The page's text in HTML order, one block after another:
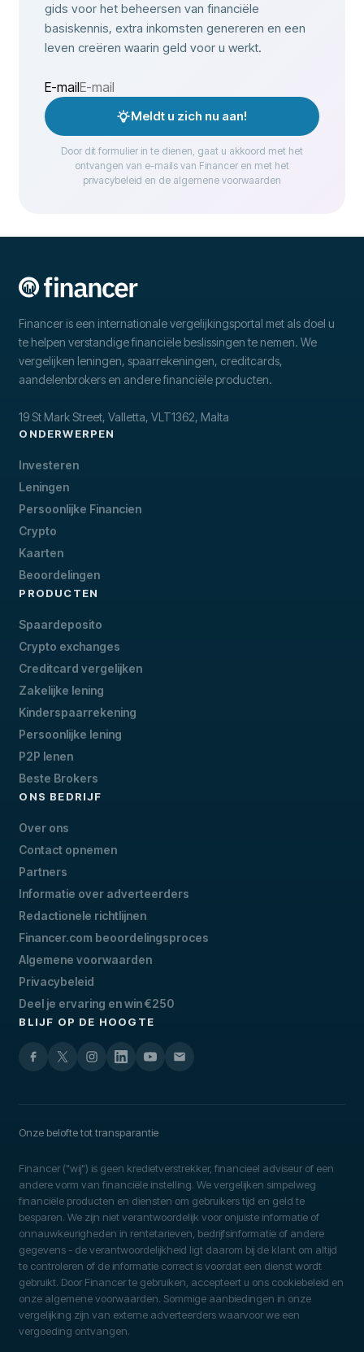
gids voor het beheersen van financiële
basiskennis, extra inkomsten genereren en een
leven creëren waarin geld voor u werkt.
E-mail
Meldt u zich nu aan!
Door dit formulier in te dienen, gaat u akkoord met het
ontvangen van e-mails van Financer en met het
privacybeleid en de algemene voorwaarden
Financer is een internationale vergelijkingsportal met als doel u
te helpen verstandige financiële beslissingen te nemen. We
vergelijken leningen, spaarrekeningen, creditcards,
aandelenbrokers en andere financiële producten.
19 St Mark Street, Valletta, VLT1362, Malta
ONDERWERPEN
Investeren
Leningen
Persoonlijke Financien
Crypto
Kaarten
Beoordelingen
PRODUCTEN
Spaardeposito
Crypto exchanges
Creditcard vergelijken
Zakelijke lening
Kinderspaarrekening
Persoonlijke lening
P2P lenen
Beste Brokers
ONS BEDRIJF
Over ons
Contact opnemen
Partners
Informatie over adverteerders
Redactionele richtlijnen
Financer.com beoordelingsproces
Algemene voorwaarden
Privacybeleid
Deel je ervaring en win €250
BLIJF OP DE HOOGTE
Onze belofte tot transparantie
Financer ("wij") is geen kredietverstrekker, financieel adviseur of een
andere vorm van financiële instelling. We vergelijken simpelweg
financiële producten en diensten om gebruikers tijd en geld te
besparen. We zijn niet verantwoordelijk voor onjuiste informatie of
onnauwkeurigheden in rentetarieven, bedrijfsinformatie of andere
gegevens - de verantwoordelijkheid ligt daarom bij de klant om altijd
te controleren of de informatie correct is voordat een dienst wordt
gebruikt. Door Financer te gebruiken, accepteert u ons cookiebeleid en
onze algemene voorwaarden. Sommige aanbiedingen in onze
vergelijking zijn van externe adverteerders waarvoor we een
vergoeding ontvangen.